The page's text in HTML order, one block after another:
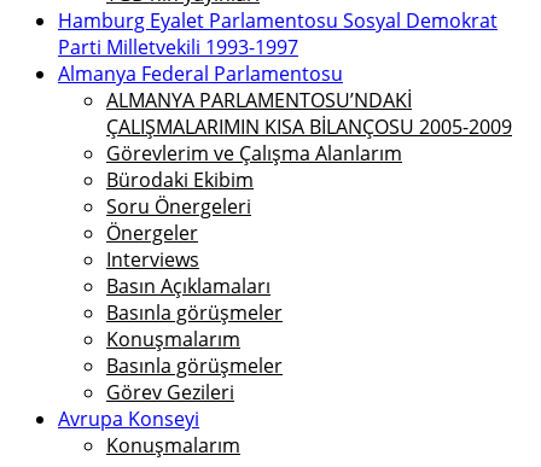
Hamburg Eyalet Parlamentosu Sosyal Demokrat
Parti Milletvekili 1993-1997
Almanya Federal Parlamentosu
ALMANYA PARLAMENTOSU’NDAKİ
ÇALIŞMALARIMIN KISA BİLANÇOSU 2005-2009
Görevlerim ve Çalışma Alanlarım
Bürodaki Ekibim
Soru Önergeleri
Önergeler
Interviews
Basın Açıklamaları
Basınla görüşmeler
Konuşmalarım
Basınla görüşmeler
Görev Gezileri
Avrupa Konseyi
Konuşmalarım